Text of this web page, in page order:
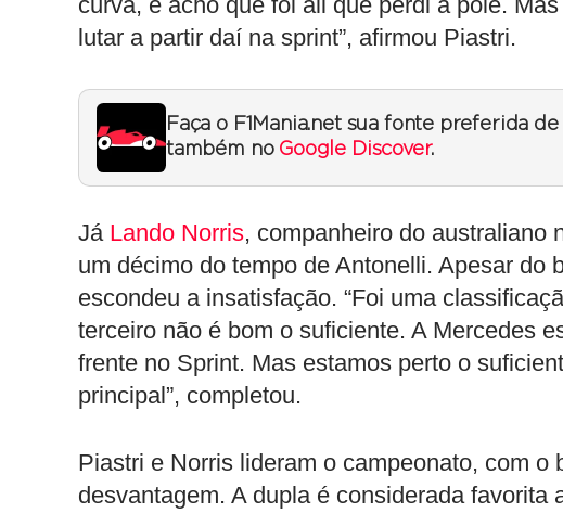
lutar a partir daí na sprint”, afirmou Piastri.
Faça o F1Mania.net sua fonte preferida
também no Google Discover.
Já Lando Norris, companheiro do australiano
um décimo do tempo de Antonelli. Apesar do
escondeu a insatisfação. “Foi uma
terceiro não é bom o suficiente. A Mercedes
frente no Sprint. Mas estamos perto o
principal”, completou.
Piastri e Norris lideram o campeonato, com
desvantagem. A dupla é considerada